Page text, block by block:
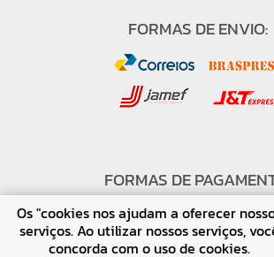
FORMAS DE ENVIO:
FORMAS DE
SORT
Os "cookies nos ajudam a oferecer
serviços. Ao utilizar nossos serviços,
concorda com o uso de cookies.